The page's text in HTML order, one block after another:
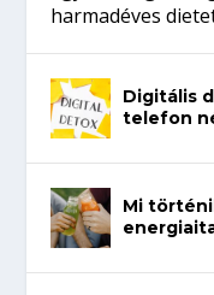
harmadéves
Digitális
telefon
Mi